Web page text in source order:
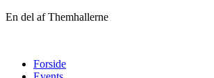
Videre
En del af Themhallerne
Forside